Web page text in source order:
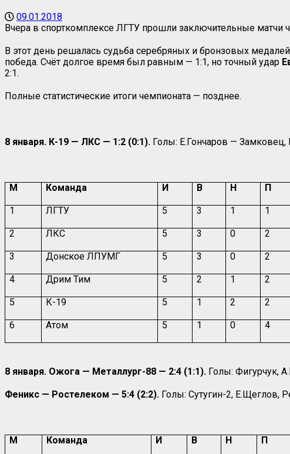
09.01.2018
Вчера в спорткомплексе ЛГТУ прошли заключительные матчи
В этот день решалась судьба серебряных и бронзовых
победа. Счёт долгое время был равным — 1:1, но точный удар
2:1.
Полные статистические итоги чемпионата — позднее.
8 января. К-19 — ЛКС — 1:2 (0:1). Голы: Е.Гончаров —
М Команда И В Н П
1 ЛГТУ 5 3 1 1
2 ЛКС 5 3 0 2
3 Донское ЛПУМГ 5 3 0 2
4 Дрим Тим 5 2 1 2
5 К-19 5 1 2 2
6 Атом 5 1 0 4
8 января. Ожога — Металлург-88 — 2:4 (1:1). Голы: Фигурчук,
Феникс — Ростелеком — 5:4 (2:2). Голы: Сутугин-2, Е.Щеглов,
М Команда И В Н П